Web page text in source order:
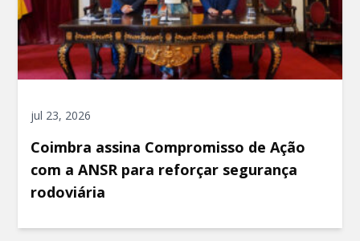
jul 23, 2026
Coimbra assina Compromisso de Ação
com a ANSR para reforçar segurança
rodoviária